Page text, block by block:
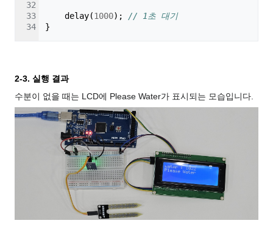
delay(1000);
// 1초 대기
}
2-3. 실행 결과
수분이 없을 때는 LCD에 Please Water가 표시되는 모습입니다.